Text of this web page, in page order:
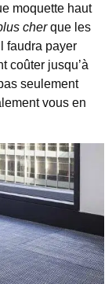
moquette haut
cherque les
faudra payer
coûter jusqu’à
seulement
vous en